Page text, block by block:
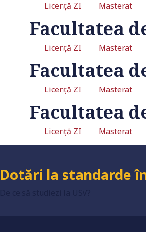
Licență ZI Masterat
Facultatea
Licență ZI Masterat
Facultatea
Licență ZI Masterat
Facultatea
Licență ZI Masterat
Universitate
Grad de încredere
Dotări la standarde